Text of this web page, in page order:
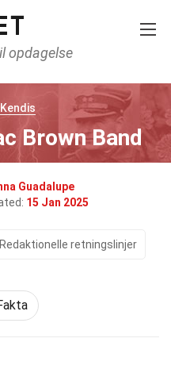
opdagelse
Kendis
Brown Band
Guadalupe
15 Jan 2025
Redaktionelle retningslinjer